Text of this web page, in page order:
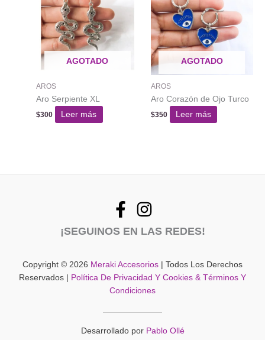
AGOTADO
AROS
Aro Serpiente XL
$300 Leer más
AGOTADO
AROS
Aro Corazón de Ojo Turco
$350 Leer más
¡SEGUINOS EN LAS REDES!
Copyright © 2026 Meraki Accesorios | Todos Los Derechos
Reservados |
Política De Privacidad Y Cookies & Términos Y
Condiciones
Desarrollado por Pablo Ollé